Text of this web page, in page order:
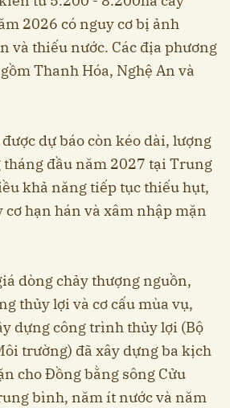
2026 có nguy cơ bị ảnh
và thiếu nước. Các địa phương
Thanh Hóa, Nghệ An và
dự báo còn kéo dài, lượng
đầu năm 2027 tại Trung
khả năng tiếp tục thiếu hụt,
hạn hán và xâm nhập mặn
dòng chảy thượng nguồn,
thủy lợi và cơ cấu mùa vụ,
dựng công trình thủy lợi (Bộ
trường) đã xây dựng ba kịch
cho Đồng bằng sông Cửu
bình, năm ít nước và năm